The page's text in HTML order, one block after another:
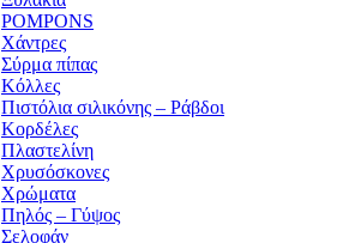
POMPONS
Χάντρες
Σύρμα πίπας
Κόλλες
Πιστόλια σιλικόνης – Ράβδοι
Κορδέλες
Πλαστελίνη
Χρυσόσκονες
Χρώματα
Πηλός – Γύψος
Σελοφάν